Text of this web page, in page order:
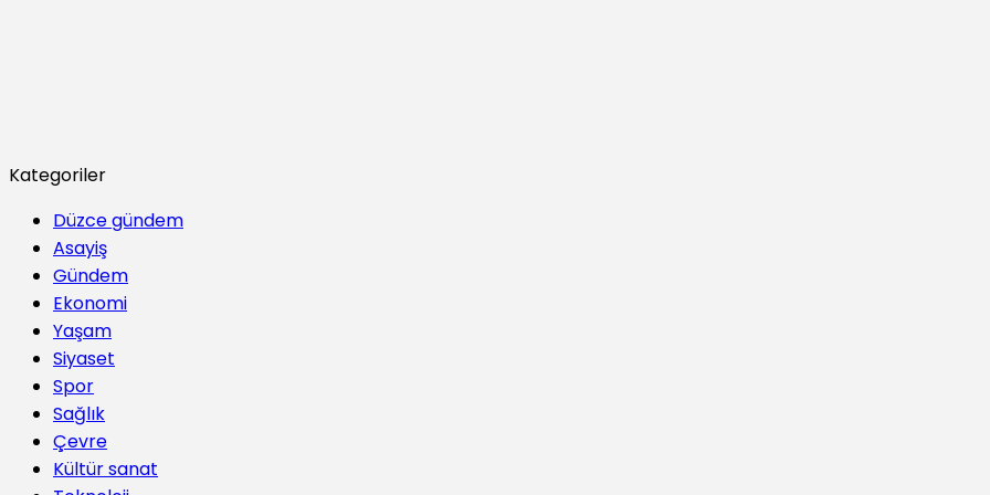
Kategoriler
Düzce gündem
Asayiş
Gündem
Ekonomi
Yaşam
Siyaset
Spor
Sağlık
Çevre
Kültür sanat